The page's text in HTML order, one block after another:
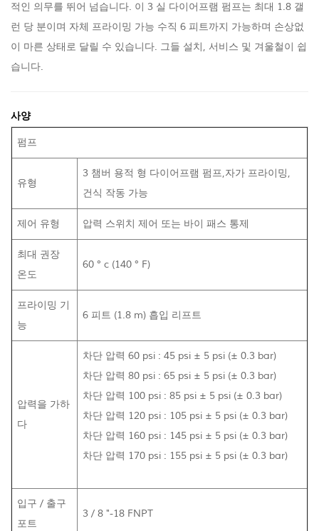
적인 의무를 뛰어 넘습니다. 이 3 실 다이어프램 펌프는 최대 1.8 갤
런 당 분이며 자체 프라이밍 가능 수직 6 피트까지 가능하며 손상없
이 마른 상태로 달릴 수 있습니다. 그들 설치, 서비스 및 겨울철이 쉽
습니다.
사양
펌프
유형
3 챔버 용적 형 다이어프램 펌프,자가 프라이밍,
건식 작동 가능
제어 유형 압력 스위치 제어 또는 바이 패스 통제
최대 권장
온도
60 ° c (140 ° F)
프라이밍 기
능
6 피트 (1.8 m) 흡입 리프트
압력을 가하
다
차단 압력 60 psi : 45 psi ± 5 psi (± 0.3 bar)
차단 압력 80 psi : 65 psi ± 5 psi (± 0.3 bar)
차단 압력 100 psi : 85 psi ± 5 psi (± 0.3 bar)
차단 압력 120 psi : 105 psi ± 5 psi (± 0.3 bar)
차단 압력 160 psi : 145 psi ± 5 psi (± 0.3 bar)
차단 압력 170 psi : 155 psi ± 5 psi (± 0.3 bar)
입구 / 출구
포트
3 / 8 "-18 FNPT